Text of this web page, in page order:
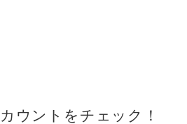
ウントをチェック！